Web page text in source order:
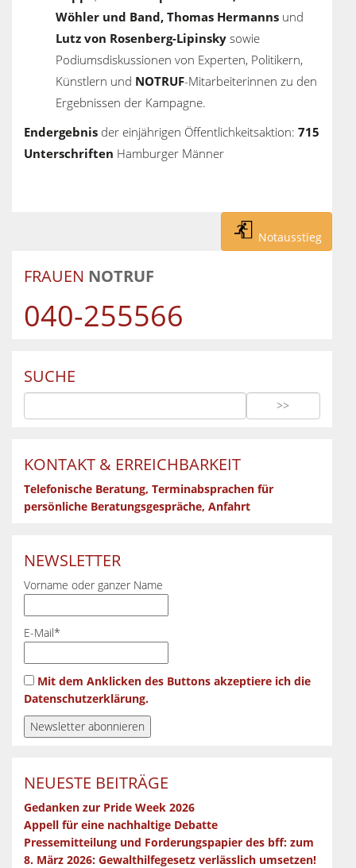
Wöhler und Band, Thomas Hermanns und
Lutz von Rosenberg-Lipinsky sowie
Podiumsdiskussionen von Experten, Politikern,
Künstlern und NOTRUF-Mitarbeiterinnen zu den
Ergebnissen der Kampagne.
Endergebnis der einjährigen Öffentlichkeitsaktion: 715
Unterschriften Hamburger Männer
Notausstieg
FRAUEN NOTRUF
040-255566
SUCHE
KONTAKT & ERREICHBARKEIT
Telefonische Beratung, Terminabsprachen für
persönliche Beratungsgespräche, Anfahrt
NEWSLETTER
Vorname oder ganzer Name
E-Mail*
Mit dem Anklicken des Buttons akzeptiere ich die
Datenschutzerklärung.
NEUESTE BEITRÄGE
Gedanken zur Pride Week 2026
Appell für eine nachhaltige Debatte
Pressemitteilung und Forderungspapier des bff: zum
8. März 2026: Gewalthilfegesetz verlässlich umsetzen!